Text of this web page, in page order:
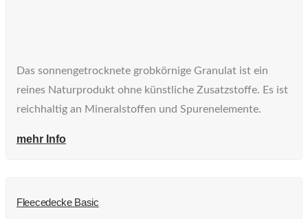
Das sonnengetrocknete grobkörnige Granulat ist ein
reines Naturprodukt ohne künstliche Zusatzstoffe. Es ist
reichhaltig an Mineralstoffen und Spurenelemente.
mehr Info
Fleecedecke Basic